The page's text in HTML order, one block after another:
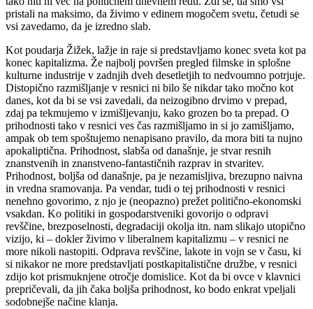
pristali na maksimo, da živimo v edinem mogočem svetu, četudi se
vsi zavedamo, da je izredno slab.
Kot poudarja Žižek, lažje in raje si predstavljamo konec sveta kot pa
konec kapitalizma. Že najbolj površen pregled filmske in splošne
kulturne industrije v zadnjih dveh desetletjih to nedvoumno potrjuje.
Distopično razmišljanje v resnici ni bilo še nikdar tako močno kot
danes, kot da bi se vsi zavedali, da neizogibno drvimo v prepad,
zdaj pa tekmujemo v izmišljevanju, kako grozen bo ta prepad. O
prihodnosti tako v resnici ves čas razmišljamo in si jo zamišljamo,
ampak ob tem spoštujemo nenapisano pravilo, da mora biti ta nujno
apokaliptična. Prihodnost, slabša od današnje, je stvar resnih
znanstvenih in znanstveno-fantastičnih razprav in stvaritev.
Prihodnost, boljša od današnje, pa je nezamisljiva, brezupno naivna
in vredna sramovanja. Pa vendar, tudi o tej prihodnosti v resnici
nenehno govorimo, z njo je (neopazno) prežet politično-ekonomski
vsakdan. Ko politiki in gospodarstveniki govorijo o odpravi
revščine, brezposelnosti, degradaciji okolja itn. nam slikajo utopično
vizijo, ki – dokler živimo v liberalnem kapitalizmu – v resnici ne
more nikoli nastopiti. Odprava revščine, lakote in vojn se v času, ki
si nikakor ne more predstavljati postkapitalistične družbe, v resnici
zdijo kot prismuknjene otročje domislice. Kot da bi ovce v klavnici
prepričevali, da jih čaka boljša prihodnost, ko bodo enkrat vpeljali
sodobnejše načine klanja.